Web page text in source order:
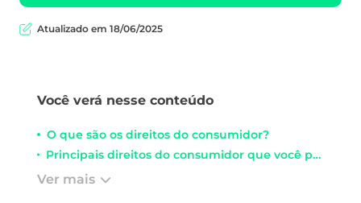
Atualizado em 18/06/2025
Você verá nesse conteúdo
O que são os direitos do consumidor?
Principais direitos do consumidor que você precisa conhecer
Ver mais